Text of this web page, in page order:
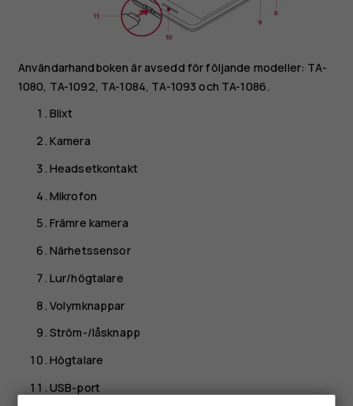
Användarhandboken är avsedd för följande modeller: TA-
1080, TA-1092, TA-1084, TA-1093 och TA-1086.
Blixt
Kamera
Headsetkontakt
Mikrofon
Främre kamera
Närhetssensor
Lur/högtalare
Volymknappar
Ström-/låsknapp
Högtalare
USB-port